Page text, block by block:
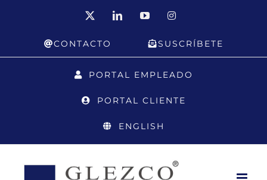
LinkedInYouTubeInstagram
CONTACTO SUSCRÍBETE
PORTAL EMPLEADO
PORTAL CLIENTE
ENGLISH